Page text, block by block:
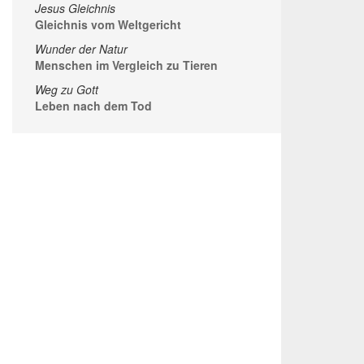
Jesus Gleichnis
Gleichnis vom Weltgericht
Wunder der Natur
Menschen im Vergleich zu Tieren
Weg zu Gott
Leben nach dem Tod